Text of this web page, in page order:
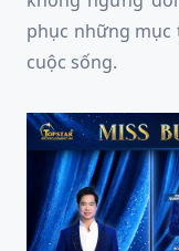
phục những
cuộc sống.